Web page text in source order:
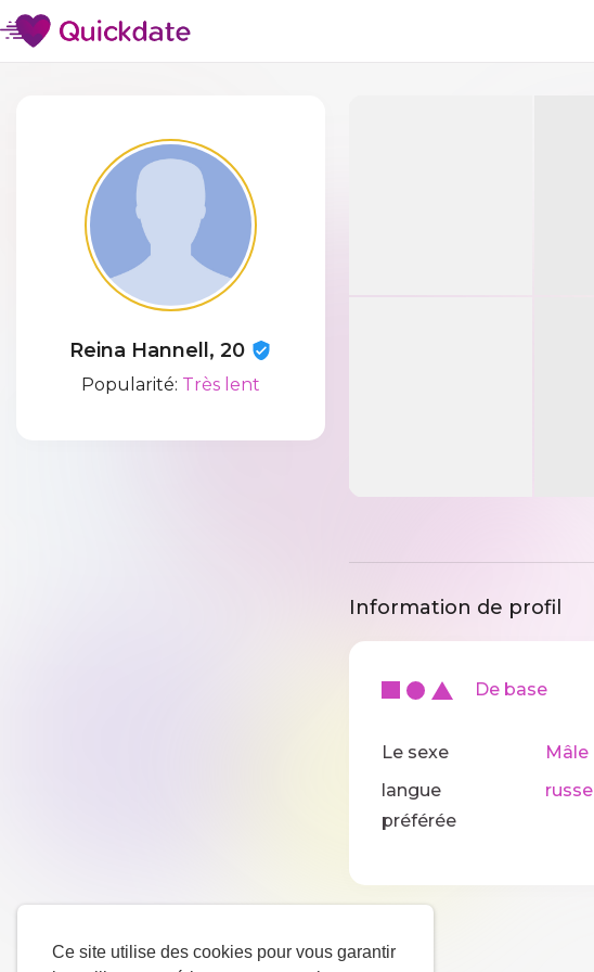
Ce site utilise des cookies pour vous garantir
Reina Hannell, 20
Popularité: Très lent
Information de profil
De base
Le sexe
Mâle
langue
préférée
russe